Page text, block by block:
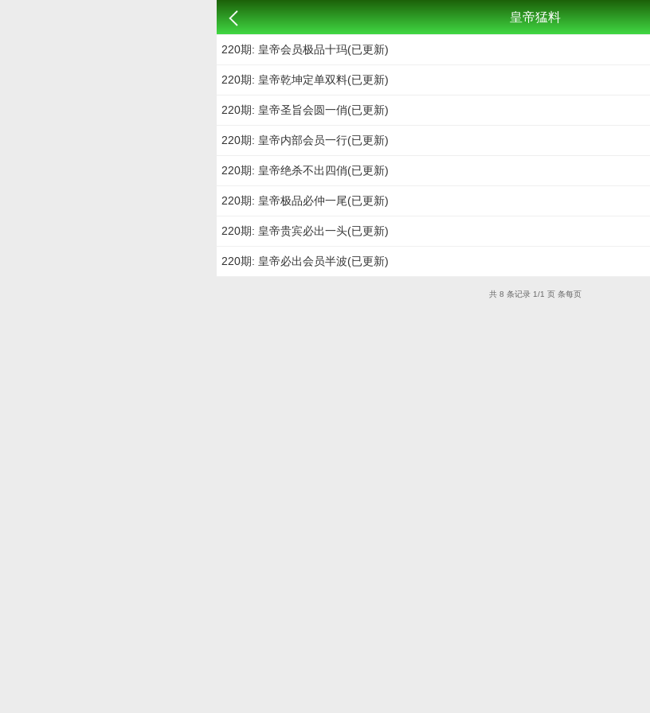
皇帝猛料
220期: 皇帝会员极品十玛(已更新)
220期: 皇帝乾坤定单双料(已更新)
220期: 皇帝圣旨会圆一俏(已更新)
220期: 皇帝内部会员一行(已更新)
220期: 皇帝绝杀不出四俏(已更新)
220期: 皇帝极品必仲一尾(已更新)
220期: 皇帝贵宾必出一头(已更新)
220期: 皇帝必出会员半波(已更新)
共 8 条记录 1/1 页 条每页